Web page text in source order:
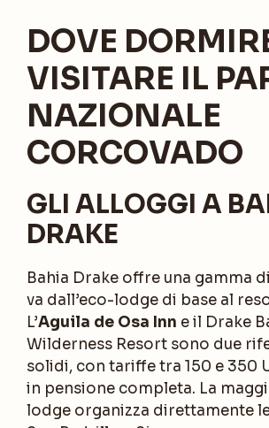
DOVE
VISITARE IL
NAZIONALE
CORCOVADO
GLI ALLOGGI A
DRAKE
Bahia Drake offre una gamma
va dall’eco-lodge di base al
L’Aguila de Osa Inn e il Drake
Wilderness Resort sono due
solidi, con tariffe tra 150 e 350
in pensione completa. La
lodge organizza direttamente